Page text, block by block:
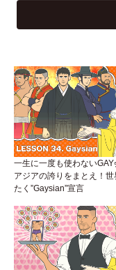
一生に一度も使わないGAY
アジアの誇りをまとえ！
たく”Gaysian”宣言